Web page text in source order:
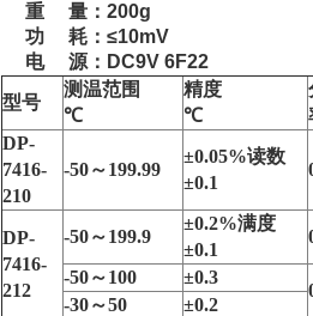
重 量：200g
功 耗：≤10mV
电 源：DC9V 6F22
型号
测温范围
℃
精度
℃
DP-
7416-
210
-50～199.99
±0.05%读数
±0.1
DP-
7416-
212
-50～199.9
±0.2%满度
±0.1
-50～100
±0.3
-30～50
±0.2